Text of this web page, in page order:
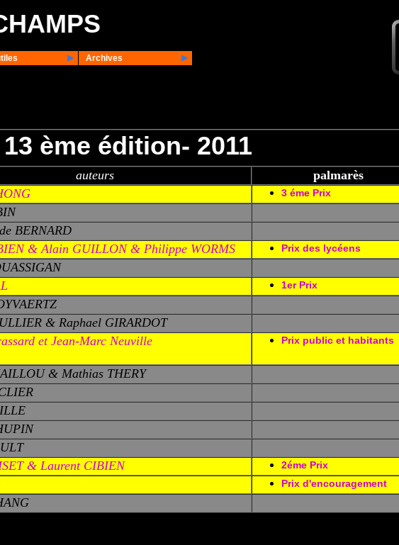
ème édition- 2011
auteurs
palmarès
3 éme Prix
BERNARD
& Alain GUILLON & Philippe WORMS Prix des lycéens
1er Prix
& Raphael GIRARDOT
et Jean-Marc Neuville Prix public et habitants
& Mathias THERY
& Laurent CIBIEN 2éme Prix
Prix d'encouragement
Archives